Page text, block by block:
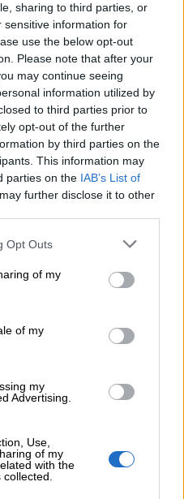
sharing to third parties, or
sensitive information for
use the below opt-out
Please note that after your
may continue seeing
information utilized by
to third parties prior to
opt-out of the further
by third parties on the
This information may
parties on the IAB’s List of
further disclose it to other
Opt Outs
of my
of my
my
Advertising.
Use,
of my
with the
να οδηγήσει σε
/ Αθηναϊκή Γενική Κλινική
και τα συμφέροντα, οι
στα δάνεια, νέο deal
των κερδών της
την εξέλιξη του
ΝΤΥΝΑΝ»
ασφαλιστικών